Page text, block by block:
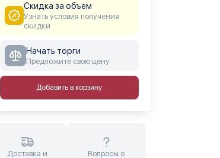
Скидка за объем
Узнать условия получения
скидки
Начать торги
Предложите свою цену
Добавить в корзину
Доставка и
Вопросы о